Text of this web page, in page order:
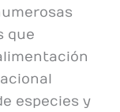
que
especies y